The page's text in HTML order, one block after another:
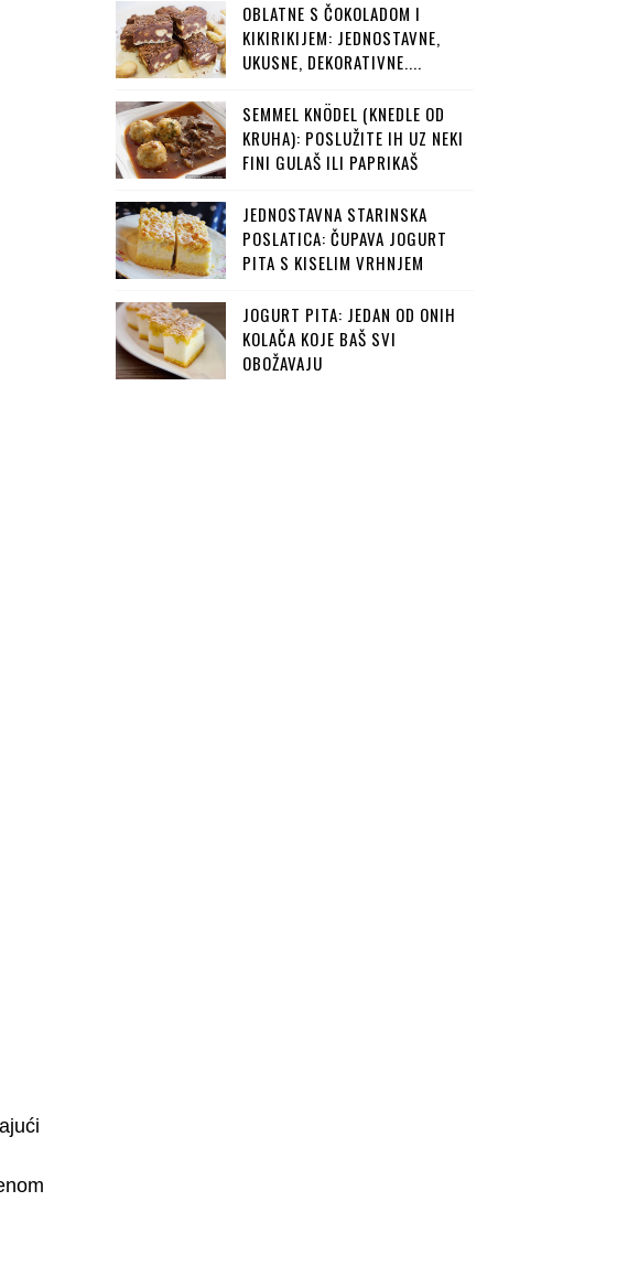
OBLATNE S ČOKOLADOM I
KIKIRIKIJEM: JEDNOSTAVNE,
UKUSNE, DEKORATIVNE....
SEMMEL KNÖDEL (KNEDLE OD
KRUHA): POSLUŽITE IH UZ NEKI
FINI GULAŠ ILI PAPRIKAŠ
JEDNOSTAVNA STARINSKA
POSLATICA: ČUPAVA JOGURT
PITA S KISELIM VRHNJEM
JOGURT PITA: JEDAN OD ONIH
KOLAČA KOJE BAŠ SVI
OBOŽAVAJU